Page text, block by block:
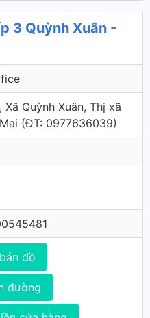
3 Quỳnh Xuân -
Xã Quỳnh Xuân, Thị xã
(ÐT: 0977636039)
đồ
đường